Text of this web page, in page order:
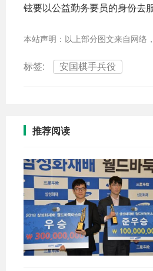
铉要以公益勤务要员的身份去
本站声明：以上部分图文来自网络
标签: 安国棋手兵役
推荐阅读